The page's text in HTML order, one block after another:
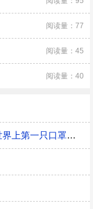
阅读量：77
阅读量：45
阅读量：40
世界上第一个使用口罩的国家是哪个国家世界上第一只口罩是谁发明的